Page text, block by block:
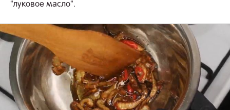
"луковое масло".